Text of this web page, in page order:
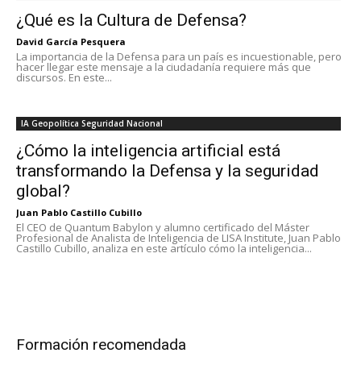
¿Qué es la Cultura de Defensa?
David García Pesquera
La importancia de la Defensa para un país es incuestionable, pero
hacer llegar este mensaje a la ciudadanía requiere más que
discursos. En este...
IA Geopolítica Seguridad Nacional
¿Cómo la inteligencia artificial está
transformando la Defensa y la seguridad
global?
Juan Pablo Castillo Cubillo
El CEO de Quantum Babylon y alumno certificado del Máster
Profesional de Analista de Inteligencia de LISA Institute, Juan Pablo
Castillo Cubillo, analiza en este artículo cómo la inteligencia...
Formación recomendada